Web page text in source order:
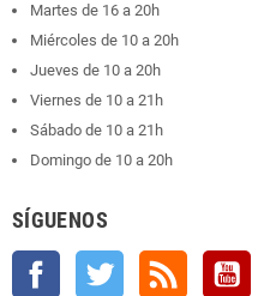
Martes de 16 a 20h
Miércoles de 10 a 20h
Jueves de 10 a 20h
Viernes de 10 a 21h
Sábado de 10 a 21h
Domingo de 10 a 20h
SÍGUENOS
Facebook Twitter